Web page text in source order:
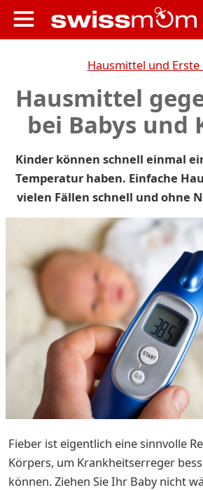
Hausmittel und Erste
Hausmittel
bei Babys und
Kinder können schnell einmal
Temperatur haben. Einfache
vielen Fällen schnell und ohne
Fieber ist eigentlich eine sinnvolle
Körpers, um Krankheitserreger
können. Ziehen Sie Ihr Baby nicht